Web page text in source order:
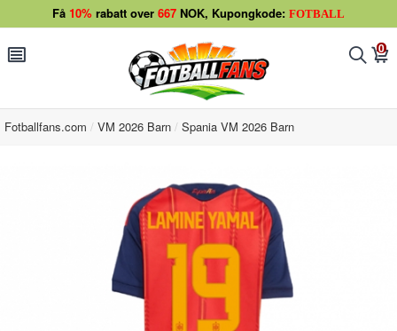
Få 10% rabatt over 667 NOK, Kupongkode: FOTBALL
󰂩 󰂨 0
󰃦
Fotballfans.com VM 2026 Barn Spania VM 2026 Barn